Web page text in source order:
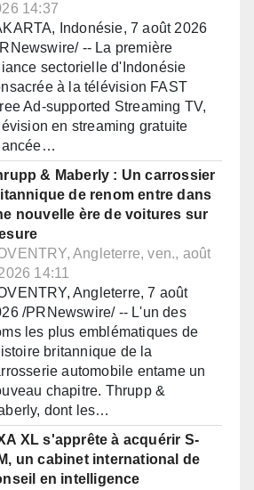
14:37
Indonésie, 7 août 2026
-- La première
sectorielle d'Indonésie
à la télévision FAST
Ad-supported Streaming TV,
en streaming gratuite
& Maberly : Un carrossier
de renom entre dans
nouvelle ère de voitures sur
Angleterre, ven., août
14:11
Angleterre, 7 août
/PRNewswire/ -- L'un des
les plus emblématiques de
britannique de la
automobile entame un
chapitre. Thrupp &
dont les…
XL s'apprête à acquérir S-
un cabinet international de
en intelligence